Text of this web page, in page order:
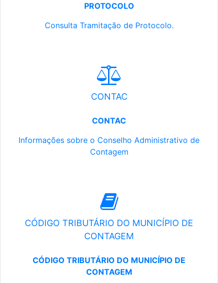
PROTOCOLO
Consulta Tramitação de Protocolo.
CONTAC
CONTAC
Informações sobre o Conselho Administrativo de
Contagem
CÓDIGO TRIBUTÁRIO DO MUNICÍPIO DE
CONTAGEM
CÓDIGO TRIBUTÁRIO DO MUNICÍPIO DE
CONTAGEM